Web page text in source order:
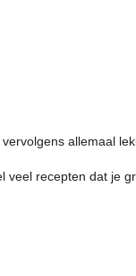
allemaal
recepten dat je